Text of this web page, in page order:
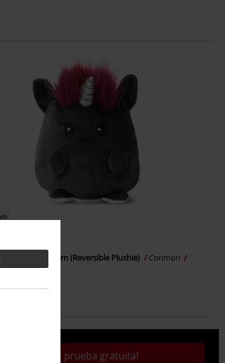
and Mia Unicorn (Reversible Plushie)
Corimori
Limitada
¡Activa tu prueba gratuita!